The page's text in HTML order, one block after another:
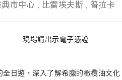
典市中心 比雷埃夫斯 普拉卡
現場請出示電子憑證
全日遊，深入了解希臘的橄欖油文